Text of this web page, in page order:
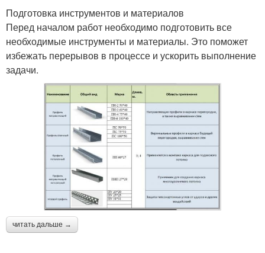
Подготовка инструментов и материалов
Перед началом работ необходимо подготовить все
необходимые инструменты и материалы. Это поможет
избежать перерывов в процессе и ускорить выполнение
задачи.
читать дальше →